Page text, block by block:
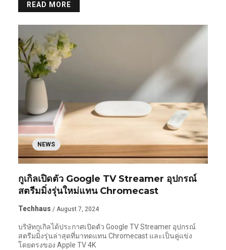
READ MORE
NEWS
กูเกิลเปิดตัว Google TV Streamer อุปกรณ์
สตรีมมิ่งรุ่นใหม่แทน Chromecast
Techhaus / August 7, 2024
บริษัทกูเกิลได้ประกาศเปิดตัว Google TV Streamer อุปกรณ์
สตรีมมิ่งรุ่นล่าสุดที่มาทดแทน Chromecast และเป็นคู่แข่ง
โดยตรงของ Apple TV 4K